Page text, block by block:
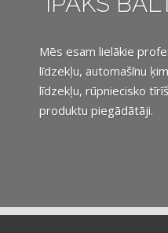
Mēs esam lielākie
līdzekļu, automašīnu
līdzekļu, rūpniecisko
produktu piegādātāji.